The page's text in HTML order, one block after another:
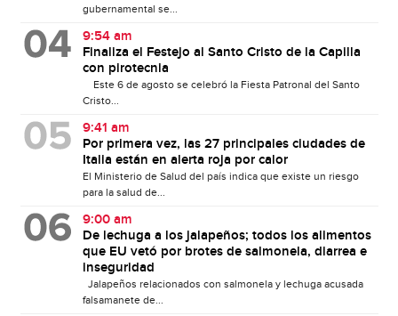
gubernamental se...
9:54 am
Finaliza el Festejo al Santo Cristo de la Capilla
con pirotecnia
Este 6 de agosto se celebró la Fiesta Patronal del Santo
Cristo...
9:41 am
Por primera vez, las 27 principales ciudades de
Italia están en alerta roja por calor
El Ministerio de Salud del país indica que existe un riesgo
para la salud de...
9:00 am
De lechuga a los jalapeños; todos los alimentos
que EU vetó por brotes de salmonela, diarrea e
inseguridad
Jalapeños relacionados con salmonela y lechuga acusada
falsamanete de...